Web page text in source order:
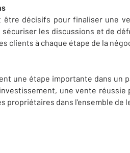
être décisifs pour finaliser une
les discussions et de
clients à chaque étape de la
une étape importante dans un
une vente réussie
propriétaires dans l’ensemble